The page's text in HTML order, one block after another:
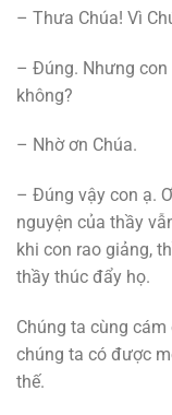
– Thưa Chúa! Vì
– Đúng. Nhưng
không?
– Nhờ ơn Chúa.
– Đúng vậy con ạ.
nguyện của thầy
khi con rao giảng,
thầy thúc đẩy họ.
Chúng ta cùng
chúng ta có được
thế.